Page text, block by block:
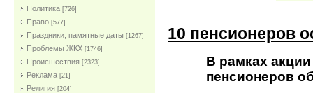
Политика [726]
Право [577]
Праздники, памятные даты [1267]
Проблемы ЖКХ [1746]
Проиcшествия [2323]
Реклама [21]
Религия [204]
10 пенсионеров
В рамках
пенсионеров